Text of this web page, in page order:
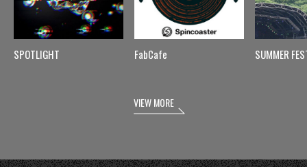
SPOTLIGHT FabCafe SUMMER
VIEW MORE